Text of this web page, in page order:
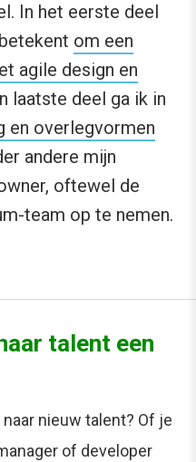
In het eerste deel
om een
agile design en
laatste deel ga ik in
en overlegvormen
andere mijn
oftewel de
team op te nemen.
talent een
nieuw talent? Of je
of developer